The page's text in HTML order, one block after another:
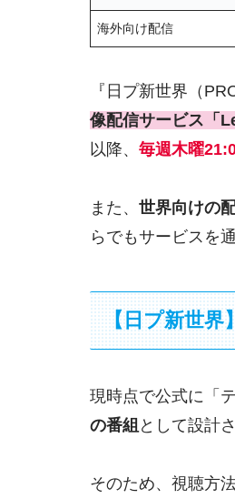
海外向け配信
『日プ新世界（
像配信サービス「
以降、 毎週木曜
また、 世界向けの
らでもサービスを
【日プ新世界
現時点で公式に「
の番組 として設計
そのため、視聴方